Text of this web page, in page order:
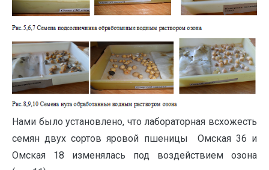
Нами было установлено, что лабораторная всхожесть
семян двух сортов яровой пшеницы Омская 36 и
Омская 18 изменялась под воздействием озона